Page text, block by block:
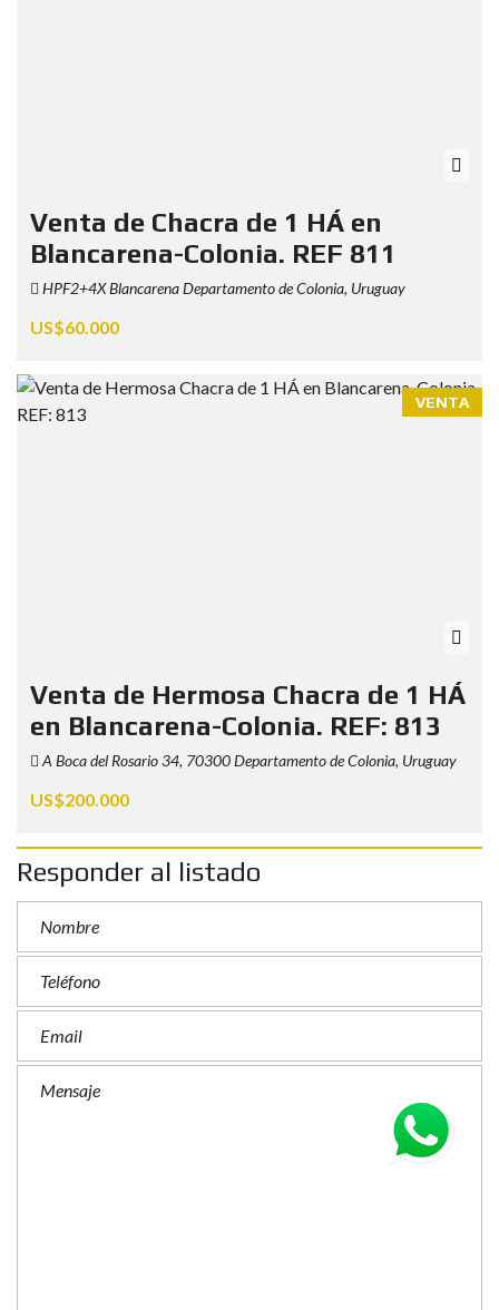
Venta de Chacra de 1 HÁ en
Blancarena-Colonia. REF 811
HPF2+4X Blancarena Departamento de Colonia, Uruguay
US$60.000
VENTA
Venta de Hermosa Chacra de 1 HÁ
en Blancarena-Colonia. REF: 813
A Boca del Rosario 34, 70300 Departamento de Colonia, Uruguay
US$200.000
Responder al listado